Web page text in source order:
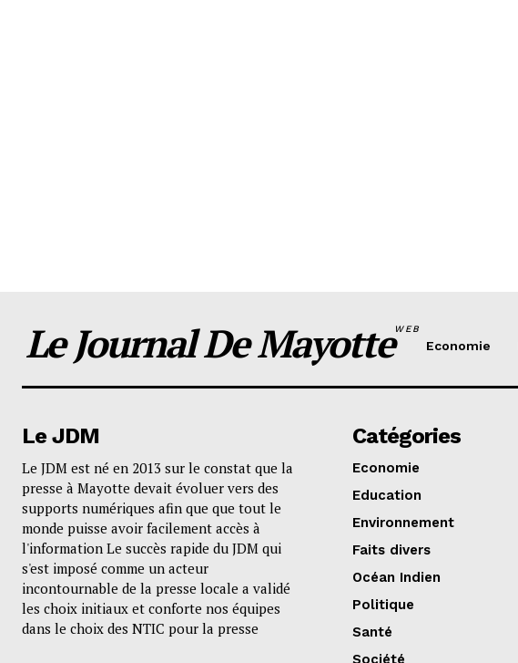
Le Journal De MayotteWEB
Economie
Le JDM
Le JDM est né en 2013 sur le constat que la
presse à Mayotte devait évoluer vers des
supports numériques afin que que tout le
monde puisse avoir facilement accès à
l'information Le succès rapide du JDM qui
s'est imposé comme un acteur
incontournable de la presse locale a validé
les choix initiaux et conforte nos équipes
dans le choix des NTIC pour la presse
Catégories
Economie
Education
Environnement
Faits divers
Océan Indien
Politique
Santé
Société